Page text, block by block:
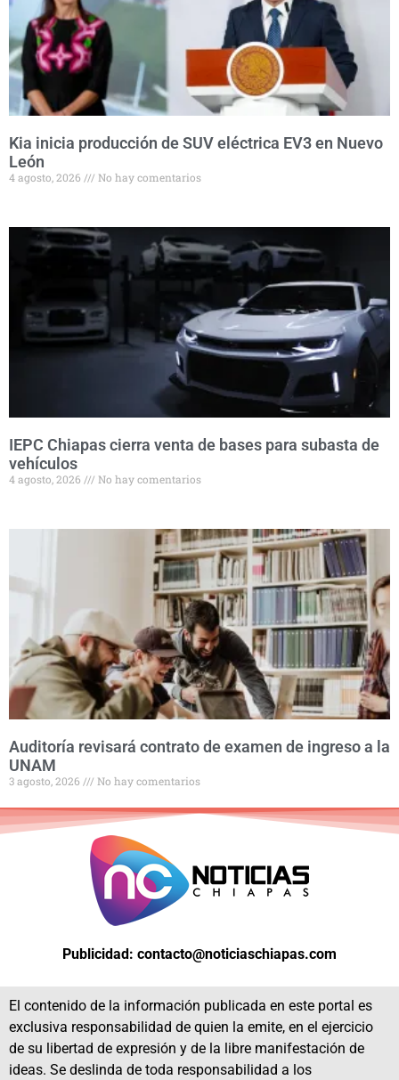
Kia inicia producción de SUV eléctrica EV3 en Nuevo
León
4 agosto, 2026 No hay comentarios
IEPC Chiapas cierra venta de bases para subasta de
vehículos
4 agosto, 2026 No hay comentarios
Auditoría revisará contrato de examen de ingreso a la
UNAM
3 agosto, 2026 No hay comentarios
Publicidad: contacto@noticiaschiapas.com
El contenido de la información publicada en este portal es
exclusiva responsabilidad de quien la emite, en el ejercicio
de su libertad de expresión y de la libre manifestación de
ideas. Se deslinda de toda responsabilidad a los